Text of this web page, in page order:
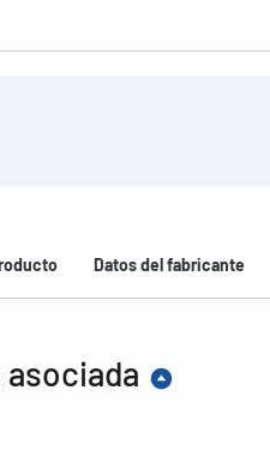
Datos del fabricante
asociada